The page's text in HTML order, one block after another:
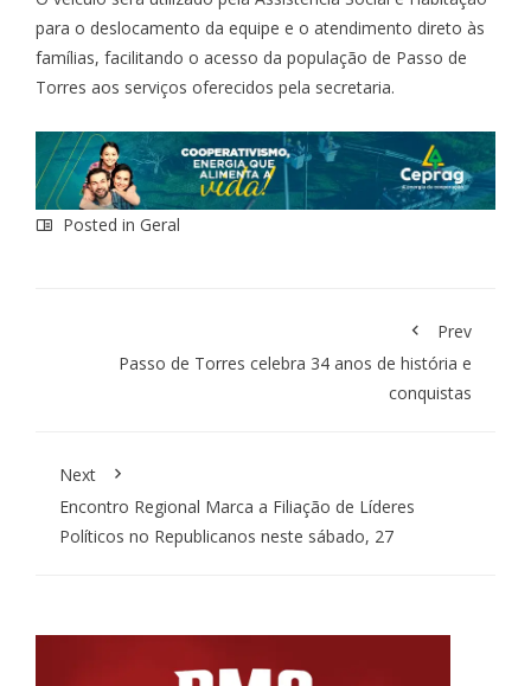
para o deslocamento da equipe e o atendimento direto às
famílias, facilitando o acesso da população de Passo de
Torres aos serviços oferecidos pela secretaria.
Posted in Geral
Prev
Passo de Torres celebra 34 anos de história e
conquistas
Next
Encontro Regional Marca a Filiação de Líderes
Políticos no Republicanos neste sábado, 27